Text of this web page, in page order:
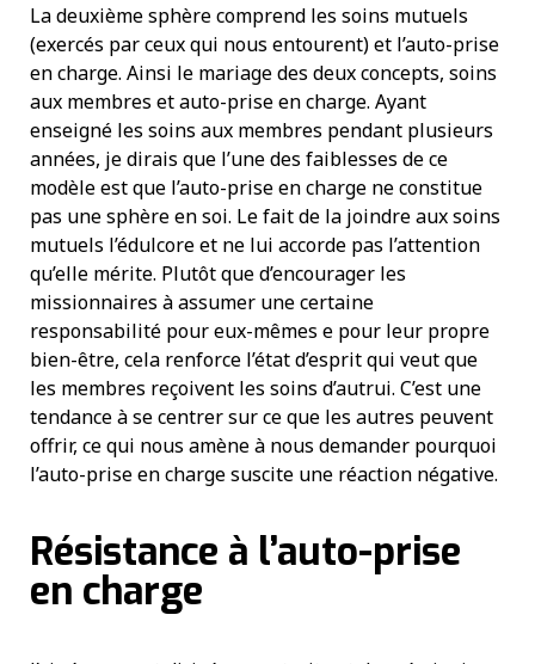
La deuxième sphère comprend les soins mutuels
(exercés par ceux qui nous entourent) et l’auto-prise
en charge. Ainsi le mariage des deux concepts, soins
aux membres et auto-prise en charge. Ayant
enseigné les soins aux membres pendant plusieurs
années, je dirais que l’une des faiblesses de ce
modèle est que l’auto-prise en charge ne constitue
pas une sphère en soi. Le fait de la joindre aux soins
mutuels l’édulcore et ne lui accorde pas l’attention
qu’elle mérite. Plutôt que d’encourager les
missionnaires à assumer une certaine
responsabilité pour eux-mêmes e pour leur propre
bien-être, cela renforce l’état d’esprit qui veut que
les membres reçoivent les soins d’autrui. C’est une
tendance à se centrer sur ce que les autres peuvent
offrir, ce qui nous amène à nous demander pourquoi
l’auto-prise en charge suscite une réaction négative.
Résistance à l’auto-prise
en charge